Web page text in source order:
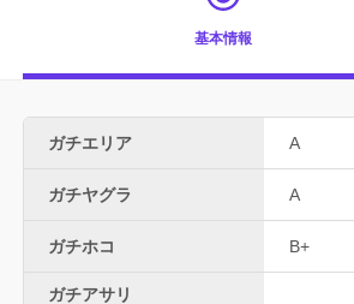
基本情報
ガチエリア A
ガチヤグラ A
ガチホコ B+
ガチアサリ